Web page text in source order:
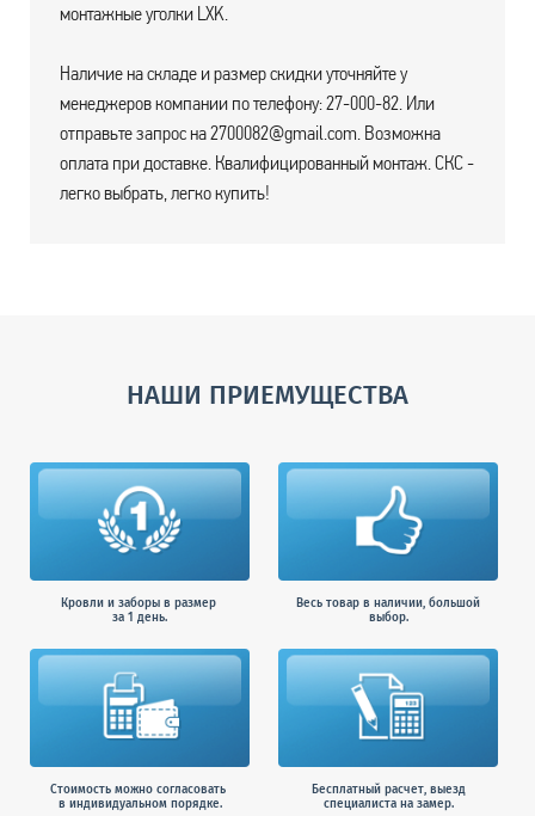
монтажные уголки LXK.
Наличие на складе и размер скидки уточняйте у
менеджеров компании по телефону: 27-000-82. Или
отправьте запрос на 2700082@gmail.com. Возможна
оплата при доставке. Квалифицированный монтаж. СКС -
легко выбрать, легко купить!
НАШИ ПРИЕМУЩЕСТВА
Кровли и заборы в размер
за 1 день.
Весь товар в наличии, большой
выбор.
Стоимость можно согласовать
в индивидуальном порядке.
Бесплатный расчет, выезд
специалиста на замер.